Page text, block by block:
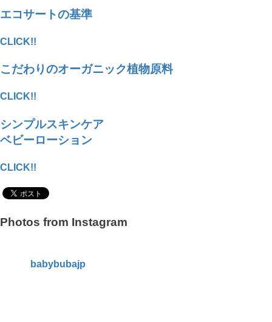
エコサートの基準
CLICK!!
こだわりのオーガニック植物原料
CLICK!!
シンプルスキンケア
ベビーローション
CLICK!!
Photos from Instagram
babybubajp